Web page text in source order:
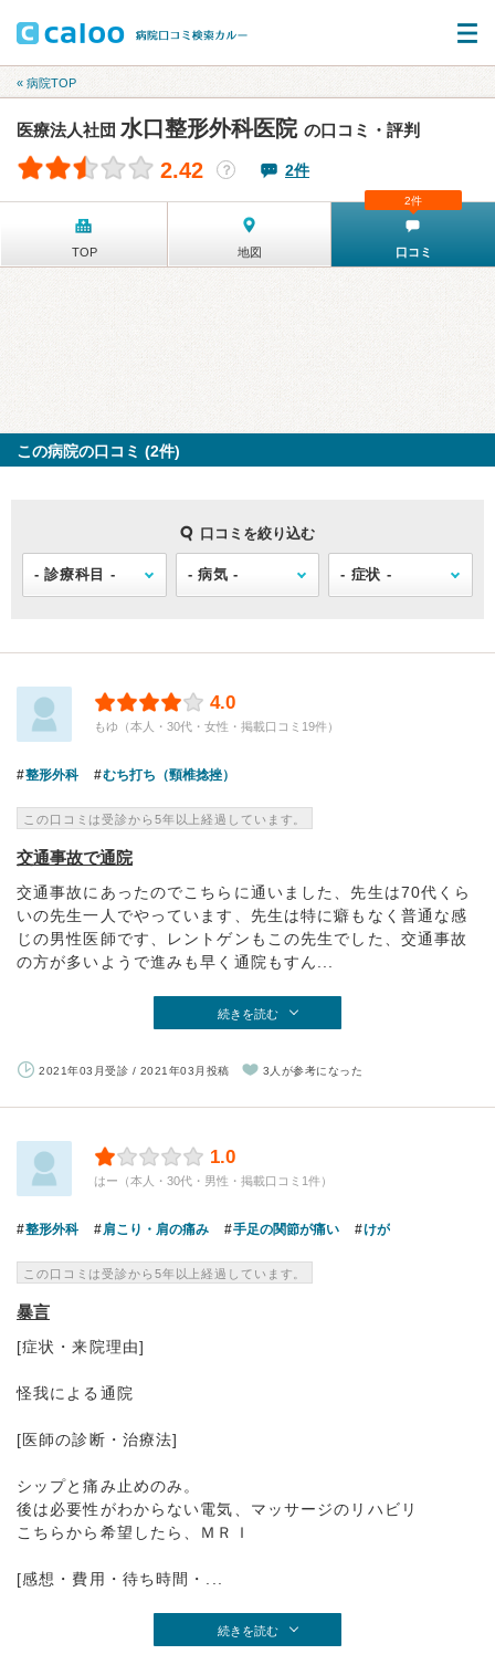
« 病院TOP
医療法人社団 水口整形外科医院 の口コミ・評判
2.42 ？ 2件
TOP 地図 口コミ
2件
この病院の口コミ (2件)
口コミを絞り込む
4.0
もゆ（本人・30代・女性・掲載口コミ19件）
整形外科 むち打ち（頸椎捻挫）
この口コミは受診から5年以上経過しています。
交通事故で通院
交通事故にあったのでこちらに通いました、先生は70代くら
いの先生一人でやっています、先生は特に癖もなく普通な感
じの男性医師です、レントゲンもこの先生でした、交通事故
の方が多いようで進みも早く通院もすん...
続きを読む
2021年03月受診 / 2021年03月投稿 3人が参考になった
1.0
はー（本人・30代・男性・掲載口コミ1件）
整形外科 肩こり・肩の痛み 手足の関節が痛い けが
この口コミは受診から5年以上経過しています。
暴言
[症状・来院理由]
怪我による通院
[医師の診断・治療法]
シップと痛み止めのみ。
後は必要性がわからない電気、マッサージのリハビリ
こちらから希望したら、ＭＲＩ
[感想・費用・待ち時間・...
続きを読む